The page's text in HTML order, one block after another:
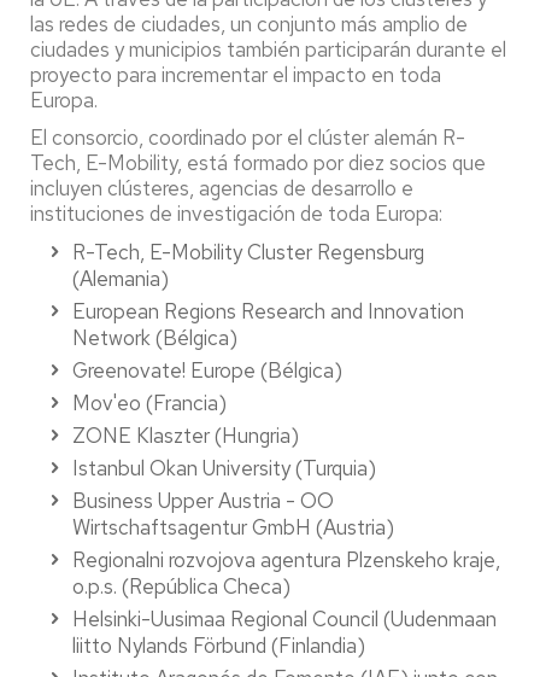
las redes de ciudades, un conjunto más amplio de
ciudades y municipios también participarán durante el
proyecto para incrementar el impacto en toda
Europa.
El consorcio, coordinado por el clúster alemán R-
Tech, E-Mobility, está formado por diez socios que
incluyen clústeres, agencias de desarrollo e
instituciones de investigación de toda Europa:
R-Tech, E-Mobility Cluster Regensburg
(Alemania)
European Regions Research and Innovation
Network (Bélgica)
Greenovate! Europe (Bélgica)
Mov'eo (Francia)
ZONE Klaszter (Hungria)
Istanbul Okan University (Turquia)
Business Upper Austria - OO
Wirtschaftsagentur GmbH (Austria)
Regionalni rozvojova agentura Plzenskeho kraje,
o.p.s. (República Checa)
Helsinki-Uusimaa Regional Council (Uudenmaan
liitto Nylands Förbund (Finlandia)